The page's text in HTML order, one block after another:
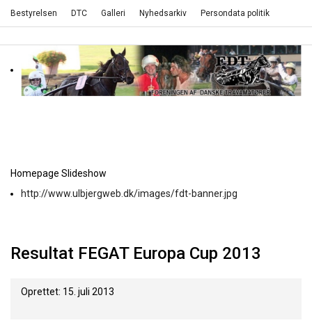
Bestyrelsen DTC Galleri Nyhedsarkiv Persondata politik
Homepage Slideshow
http://www.ulbjergweb.dk/images/fdt-banner.jpg
Resultat FEGAT Europa Cup 2013
Oprettet: 15. juli 2013